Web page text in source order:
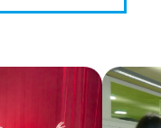
LOCKER